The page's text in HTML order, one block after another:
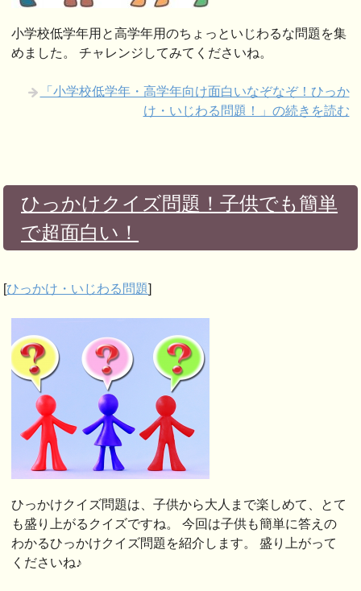
小学校低学年用と高学年用のちょっといじわるな問題を集
めました。 チャレンジしてみてくださいね。
「小学校低学年・高学年向け面白いなぞなぞ！ひっか
け・いじわる問題！」の続きを読む
ひっかけクイズ問題！子供でも簡単
で超面白い！
[ひっかけ・いじわる問題]
ひっかけクイズ問題は、子供から大人まで楽しめて、とて
も盛り上がるクイズですね。 今回は子供も簡単に答えの
わかるひっかけクイズ問題を紹介します。 盛り上がって
くださいね♪